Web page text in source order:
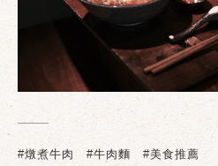
#燉煮牛肉 #牛肉麵 #美食推薦